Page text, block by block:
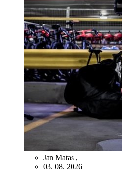
Jan Matas ,
03. 08. 2026